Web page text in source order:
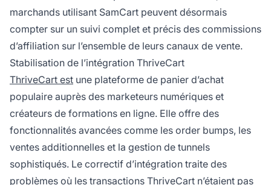
marchands utilisant SamCart peuvent désormais
compter sur un suivi complet et précis des commissions
d’affiliation sur l’ensemble de leurs canaux de vente.
Stabilisation de l’intégration ThriveCart
ThriveCart est une plateforme de panier d’achat
populaire auprès des marketeurs numériques et
créateurs de formations en ligne. Elle offre des
fonctionnalités avancées comme les order bumps, les
ventes additionnelles et la gestion de tunnels
sophistiqués. Le correctif d’intégration traite des
problèmes où les transactions ThriveCart n’étaient pas